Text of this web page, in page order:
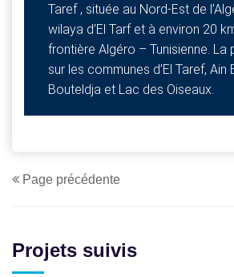
Taref , située au Nord-Est de
wilaya d’El Tarf et à environ 20
frontière Algéro – Tunisienne. La
sur les communes d’El Taref, Ain
Bouteldja et Lac des Oiseaux.
Page précédente
Projets suivis